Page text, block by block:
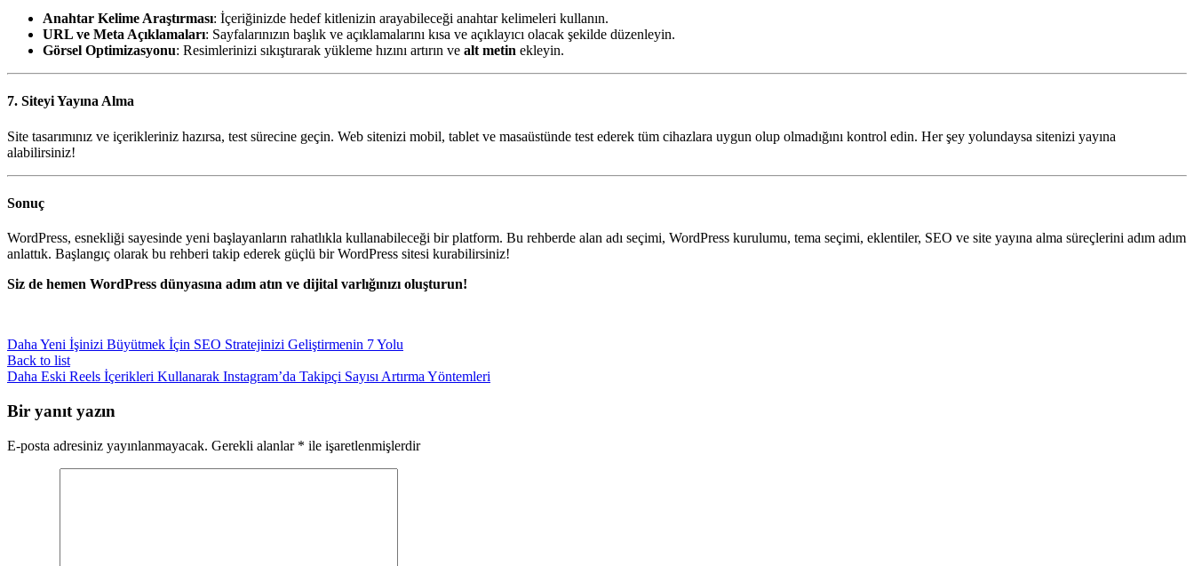
Anahtar Kelime Araştırması: İçeriğinizde hedef kitlenizin arayabileceği anahtar kelimeleri kullanın.
URL ve Meta Açıklamaları: Sayfalarınızın başlık ve açıklamalarını kısa ve açıklayıcı olacak şekilde düzenleyin.
Görsel Optimizasyonu: Resimlerinizi sıkıştırarak yükleme hızını artırın ve alt metin ekleyin.
7. Siteyi Yayına Alma
Site tasarımınız ve içerikleriniz hazırsa, test sürecine geçin. Web sitenizi mobil, tablet ve masaüstünde test ederek tüm cihazlara uygun olup olmadığını kontrol edin. Her şey yolundaysa sitenizi yayına
alabilirsiniz!
Sonuç
WordPress, esnekliği sayesinde yeni başlayanların rahatlıkla kullanabileceği bir platform. Bu rehberde alan adı seçimi, WordPress kurulumu, tema seçimi, eklentiler, SEO ve site yayına alma süreçlerini adım adım
anlattık. Başlangıç olarak bu rehberi takip ederek güçlü bir WordPress sitesi kurabilirsiniz!
Siz de hemen WordPress dünyasına adım atın ve dijital varlığınızı oluşturun!
Daha Yeni İşinizi Büyütmek İçin SEO Stratejinizi Geliştirmenin 7 Yolu
Back to list
Daha Eski Reels İçerikleri Kullanarak Instagram’da Takipçi Sayısı Artırma Yöntemleri
Bir yanıt yazın
E-posta adresiniz yayınlanmayacak. Gerekli alanlar * ile işaretlenmişlerdir